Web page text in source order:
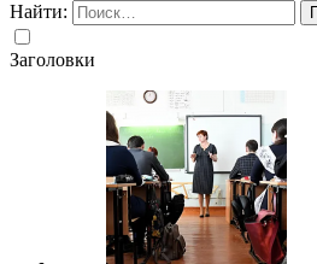
Найти:
Заголовки